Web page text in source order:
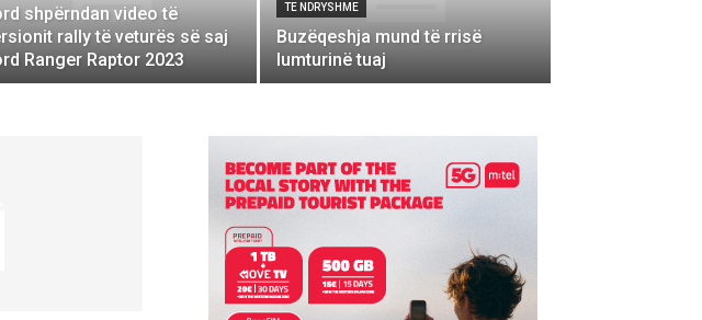
shpërndan video të
rally të veturës së saj
Ranger Raptor 2023
TE NDRYSHME
​Buzëqeshja mund të rrisë
lumturinë tuaj